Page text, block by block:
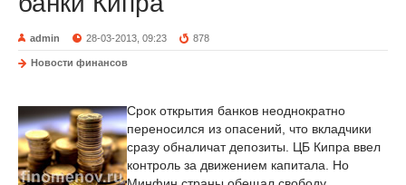
admin 28-03-2013, 09:23 878
Новости финансов
Срок открытия банков неоднократно
переносился из опасений, что вкладчики
сразу обналичат депозиты. ЦБ Кипра ввел
контроль за движением капитала. Но